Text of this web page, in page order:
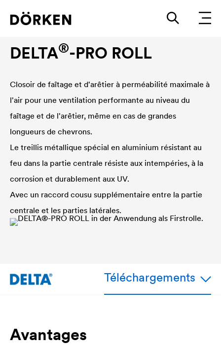
DELTA®-PRO ROLL
Closoir de faîtage et d'arêtier à perméabilité maximale à
l'air pour une ventilation performante au niveau du
faîtage et de l'arêtier, même en cas de grandes
longueurs de chevrons.
Le treillis métallique spécial en aluminium résistant au
feu dans la partie centrale résiste aux intempéries, à la
corrosion et durablement aux UV.
Avec un raccord cousu supplémentaire entre la partie
centrale et les parties latérales.
Téléchargements
Avantages